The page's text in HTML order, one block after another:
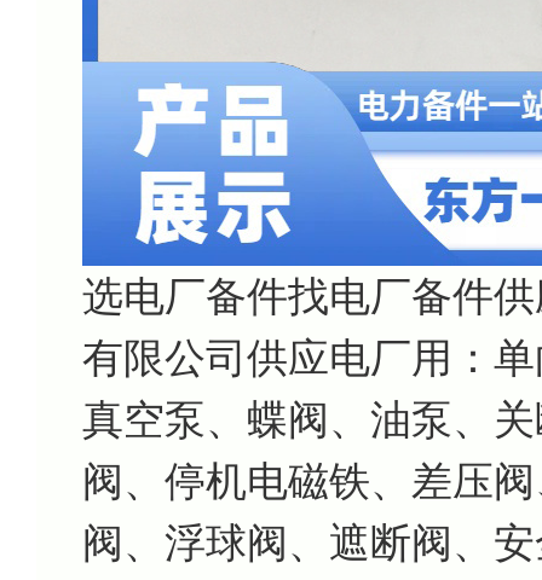
选电厂备件找电厂备件
有限公司供应电厂用：
真空泵、蝶阀、油泵、
阀、停机电磁铁、差压
阀、浮球阀、遮断阀、